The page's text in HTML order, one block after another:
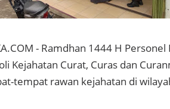
- Ramdhan 1444 H
Kejahatan Curat, Curas dan
tempat rawan kejahatan di